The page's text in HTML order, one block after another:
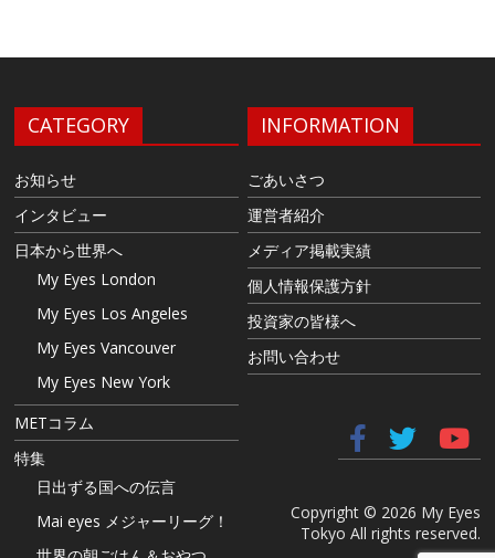
CATEGORY
お知らせ
インタビュー
日本から世界へ
My Eyes London
My Eyes Los Angeles
My Eyes Vancouver
My Eyes New York
METコラム
特集
日出ずる国への伝言
Mai eyes メジャーリーグ！
INFORMATION
ごあいさつ
運営者紹介
メディア掲載実績
個人情報保護方針
投資家の皆様へ
お問い合わせ
Copyright © 2026 My Eyes
Tokyo All rights reserved.